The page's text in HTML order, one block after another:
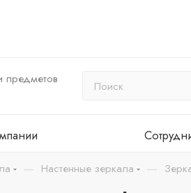
предметов
— Настенные зеркала —